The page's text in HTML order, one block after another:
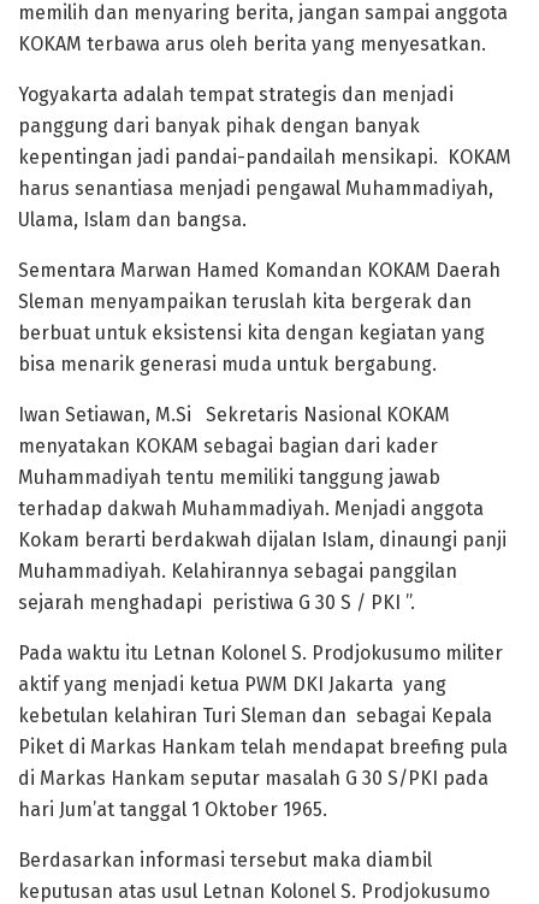
memilih dan menyaring berita, jangan sampai anggota
KOKAM terbawa arus oleh berita yang menyesatkan.
Yogyakarta adalah tempat strategis dan menjadi
panggung dari banyak pihak dengan banyak
kepentingan jadi pandai-pandailah mensikapi. KOKAM
harus senantiasa menjadi pengawal Muhammadiyah,
Ulama, Islam dan bangsa.
Sementara Marwan Hamed Komandan KOKAM Daerah
Sleman menyampaikan teruslah kita bergerak dan
berbuat untuk eksistensi kita dengan kegiatan yang
bisa menarik generasi muda untuk bergabung.
Iwan Setiawan, M.Si Sekretaris Nasional KOKAM
menyatakan KOKAM sebagai bagian dari kader
Muhammadiyah tentu memiliki tanggung jawab
terhadap dakwah Muhammadiyah. Menjadi anggota
Kokam berarti berdakwah dijalan Islam, dinaungi panji
Muhammadiyah. Kelahirannya sebagai panggilan
sejarah menghadapi peristiwa G 30 S / PKI ”.
Pada waktu itu Letnan Kolonel S. Prodjokusumo militer
aktif yang menjadi ketua PWM DKI Jakarta yang
kebetulan kelahiran Turi Sleman dan sebagai Kepala
Piket di Markas Hankam telah mendapat breefing pula
di Markas Hankam seputar masalah G 30 S/PKI pada
hari Jum’at tanggal 1 Oktober 1965.
Berdasarkan informasi tersebut maka diambil
keputusan atas usul Letnan Kolonel S. Prodjokusumo